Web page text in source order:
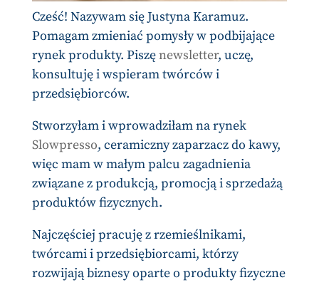
Cześć! Nazywam się Justyna Karamuz.
Pomagam zmieniać pomysły w podbijające
rynek produkty. Piszęnewsletter, uczę,
konsultuję i wspieram twórców i
przedsiębiorców.
Stworzyłam i wprowadziłam na rynek
Slowpresso, ceramiczny zaparzacz do kawy,
więc mam w małym palcu zagadnienia
związane z produkcją, promocją i sprzedażą
produktów fizycznych.
Najczęściej pracuję z rzemieślnikami,
twórcami i przedsiębiorcami, którzy
rozwijają biznesy oparte o produkty fizyczne